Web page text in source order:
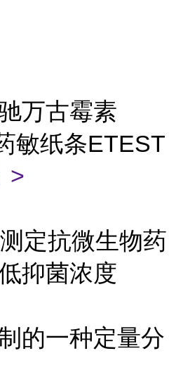
万古霉素
敏纸条ETEST
>
定抗微生物药
抑菌浓度
的一种定量分